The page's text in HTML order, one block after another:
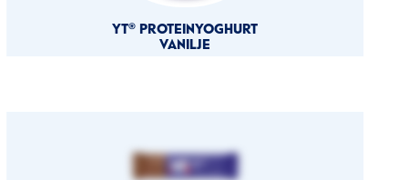
YT® PROTEINYOGHURT
VANILJE